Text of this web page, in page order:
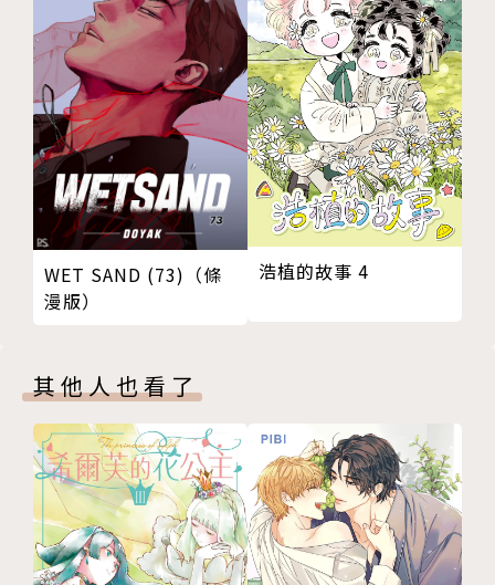
WET SAND (73)（條
漫版）
浩植的故事 4
其他人也看了